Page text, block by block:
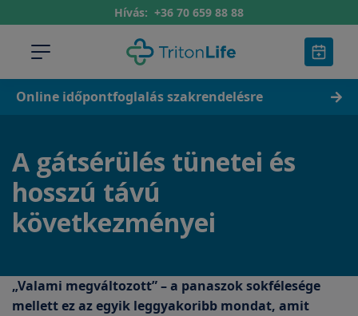
Hívás: +36 70 659 88 88
Online időpontfoglalás szakrendelésre
A gátsérülés tünetei és
hosszú távú
következményei
„Valami megváltozott” – a panaszok sokfélesége
mellett ez az egyik leggyakoribb mondat, amit